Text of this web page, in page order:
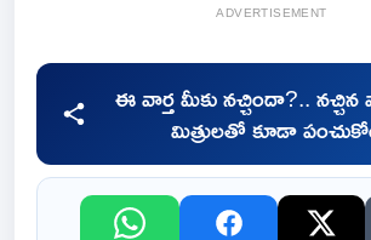
ADVERTISEMENT
ఈ వార్త మీకు నచ్చిందా?.. నచ్చిన
మిత్రులతో కూడా